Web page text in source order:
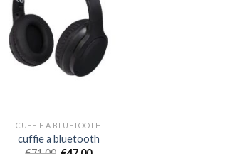
CUFFIE A BLUETOOTH
cuffie a bluetooth